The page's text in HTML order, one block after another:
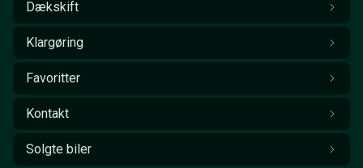
Dækskift
Klargøring
Favoritter
Kontakt
Solgte biler